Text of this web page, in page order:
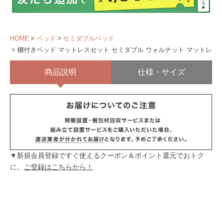
HOME ベッド
セミダブルベッド
棚付きベッド マットレスセット セミダブル ウォルナット マットレス
商品説明 仕様・サイズ
▼新規会員登録ですぐ使えるクーポン＆ポイント還元でおトク
に。
ご登録はこちらから！